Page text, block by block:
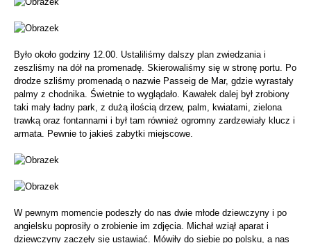
Było około godziny 12.00. Ustaliliśmy dalszy plan zwiedzania i
zeszliśmy na dół na promenadę. Skierowaliśmy się w stronę portu. Po
drodze szliśmy promenadą o nazwie Passeig de Mar, gdzie wyrastały
palmy z chodnika. Świetnie to wyglądało. Kawałek dalej był zrobiony
taki mały ładny park, z dużą ilością drzew, palm, kwiatami, zielona
trawką oraz fontannami i był tam również ogromny zardzewiały klucz i
armata. Pewnie to jakieś zabytki miejscowe.
W pewnym momencie podeszły do nas dwie młode dziewczyny i po
angielsku poprosiły o zrobienie im zdjęcia. Michał wziął aparat i
dziewczyny zaczęły się ustawiać. Mówiły do siebie po polsku, a nas